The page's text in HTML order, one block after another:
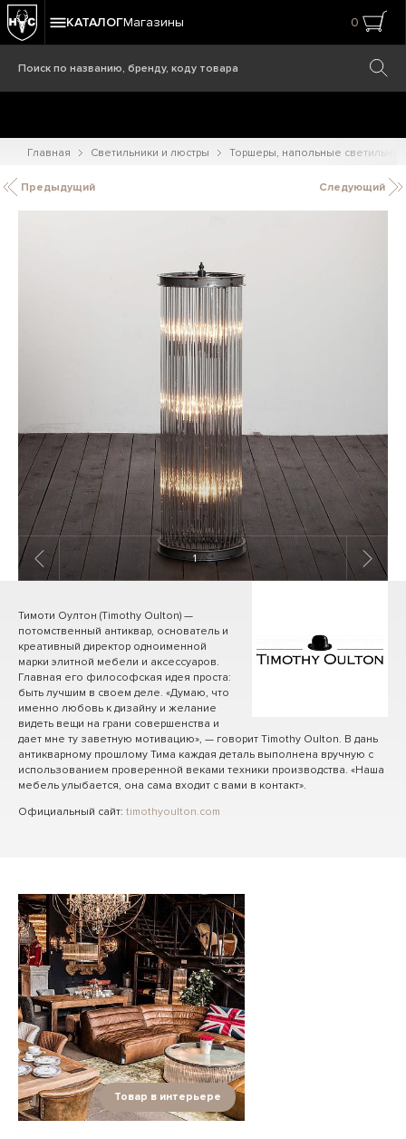
КАТАЛОГМагазины 0
Главная Светильники и люстры Торшеры, напольные
Предыдущий Следующий
1/ 8
Тимоти Оултон (Timothy Oulton) —
потомственный антиквар, основатель и
креативный директор одноименной
марки элитной мебели и аксессуаров.
Главная его философская идея проста:
быть лучшим в своем деле. «Думаю, что
именно любовь к дизайну и желание
видеть вещи на грани совершенства и
дает мне ту заветную мотивацию», — говорит Timothy Oulton. В дань
антикварному прошлому Тима каждая деталь выполнена вручную с
использованием проверенной веками техники производства. «Наша
мебель улыбается, она сама входит с вами в контакт».
Официальный сайт: timothyoulton.com
Товар в интерьере